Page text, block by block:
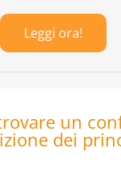
Leggi ora!
un
dei